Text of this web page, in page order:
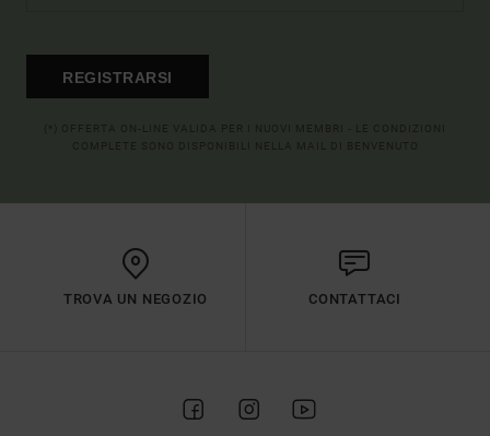
REGISTRARSI
TROVA UN NEGOZIO CONTATTACI